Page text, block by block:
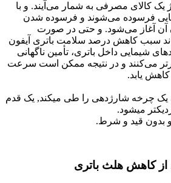
یک کالای مصرفی به شمار می‌آیند. و با
فرسوده می‌شوند و فرسوده شدن
آن آغاز می‌شود. و حتی در صورت
سبب کاهش درصد سلامت باتری آیفون
شیمایی داخل باتری، تأمین ناگهانی
می‌کنند و در نتیجه ممکن است سرعت
کاهش یابد.
یک چرخه شارژدهی را طی میکند, یک قدم
میشود.
بدون قید و شرط.
از کاهش هلث باتری